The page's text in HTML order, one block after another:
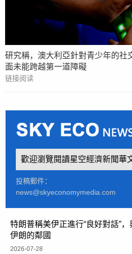
研究稱，澳大利亞針對青少年的社
面未能跨越第一道障礙
链接阅读
歡迎瀏覽閱讀星空經濟新聞華
投稿郵件：
news@skyeconomymedia.com
特朗普稱美伊正進行“良好對話”
伊朗的鄰國
2026-07-28